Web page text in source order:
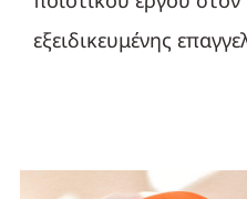
εξειδικευμένης